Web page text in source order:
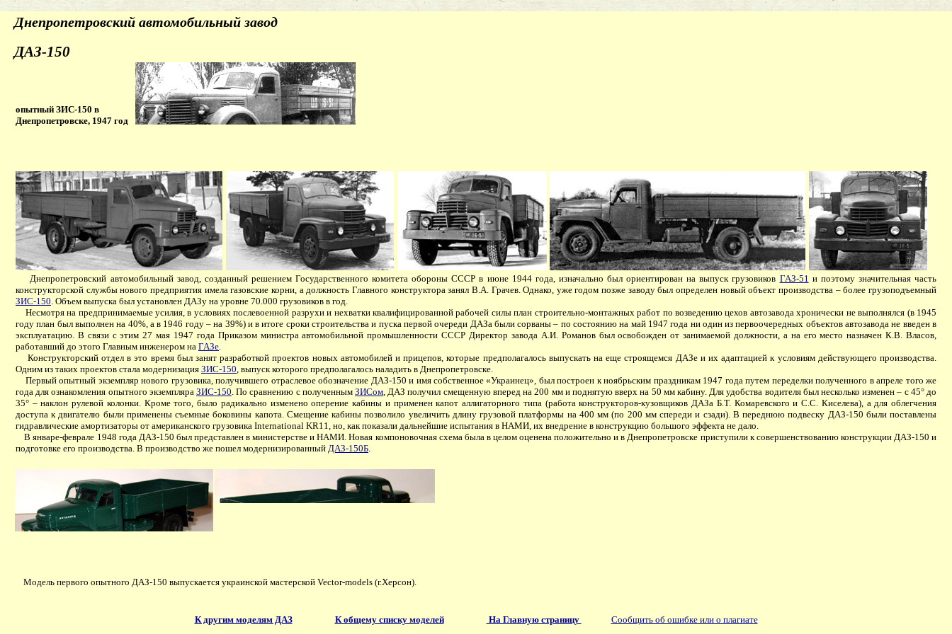
Днепропетровский автомобильный завод
ДАЗ-150
опытный ЗИС-150 в
Днепропетровске, 1947 год
Днепропетровский автомобильный завод, созданный решением Государственного комитета обороны СССР в июне 1944 года, изначально был ориентирован на выпуск грузовиков ГАЗ-51 и поэтому значительная часть
конструкторской службы нового предприятия имела газовские корни, а должность Главного конструктора занял В.А. Грачев. Однако, уже годом позже заводу был определен новый объект производства – более грузоподъемный
ЗИС-150. Объем выпуска был установлен ДАЗу на уровне 70.000 грузовиков в год.
Несмотря на предпринимаемые усилия, в условиях послевоенной разрухи и нехватки квалифицированной рабочей силы план строительно-монтажных работ по возведению цехов автозавода хронически не выполнялся (в 1945
году план был выполнен на 40%, а в 1946 году – на 39%) и в итоге сроки строительства и пуска первой очереди ДАЗа были сорваны – по состоянию на май 1947 года ни один из первоочередных объектов автозавода не введен в
эксплуатацию. В связи с этим 27 мая 1947 года Приказом министра автомобильной промышленности СССР Директор завода А.И. Романов был освобожден от занимаемой должности, а на его место назначен К.В. Власов,
работавший до этого Главным инженером на ГАЗе.
Конструкторский отдел в это время был занят разработкой проектов новых автомобилей и прицепов, которые предполагалось выпускать на еще строящемся ДАЗе и их адаптацией к условиям действующего производства.
Одним из таких проектов стала модернизация ЗИС-150, выпуск которого предполагалось наладить в Днепропетровске.
Первый опытный экземпляр нового грузовика, получившего отраслевое обозначение ДАЗ-150 и имя собственное «Украинец», был построен к ноябрьским праздникам 1947 года путем переделки полученного в апреле того же
года для ознакомления опытного экземпляраЗИС-150. По сравнению с полученнымЗИСом, ДАЗ получил смещенную вперед на 200 мм и поднятую вверх на 50 мм кабину. Для удобства водителя был несколько изменен – с 45° до
35° – наклон рулевой колонки. Кроме того, было радикально изменено оперение кабины и применен капот аллигаторного типа (работа конструкторов-кузовщиков ДАЗа Б.Т. Комаревского и С.С. Киселева), а для облегчения
доступа к двигателю были применены съемные боковины капота. Смещение кабины позволило увеличить длину грузовой платформы на 400 мм (по 200 мм спереди и сзади). В переднюю подвеску ДАЗ-150 были поставлены
гидравлические амортизаторы от американского грузовика International KR11, но, как показали дальнейшие испытания в НАМИ, их внедрение в конструкцию большого эффекта не дало.
В январе-феврале 1948 года ДАЗ-150 был представлен в министерстве и НАМИ. Новая компоновочная схема была в целом оценена положительно и в Днепропетровске приступили к совершенствованию конструкции ДАЗ-150 и
подготовке его производства. В производство же пошел модернизированный ДАЗ-150Б.
Модель первого опытного ДАЗ-150 выпускается украинской мастерской Vector-models (г.Херсон).
К другим моделям ДАЗ К общему списку моделей На Главную страницу Сообщить об ошибке или о плагиате